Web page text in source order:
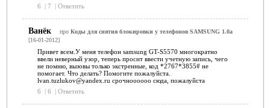
6
| 7 | Ответить
Ванёк про Коды для снятия блокировки у телефонов SAMSUNG 1.0a
[16-01-2012]
Привет всем.У меня телефон samsung GT-S5570 многократно
ввели неверный узор, теперь просит ввести учетную запись, чего
не помню, вызовы только экстренные, код *2767*3855# не
помогает. Что делать? Помогите пожалуйста.
lvan.tuzlukov@yandex.ru срочноооооо сюда, пожалуйста
6
| 6 | Ответить